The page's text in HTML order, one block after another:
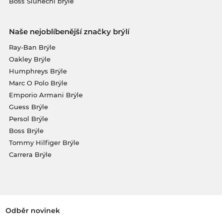
Naše nejoblíbenější značky brýlí
Ray-Ban Brýle
Oakley Brýle
Humphreys Brýle
Marc O Polo Brýle
Emporio Armani Brýle
Guess Brýle
Persol Brýle
Boss Brýle
Tommy Hilfiger Brýle
Carrera Brýle
Odběr novinek